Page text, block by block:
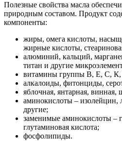
Полезные свойства масла
природным составом. Продукт
компоненты:
жиры, омега кислоты,
жирные кислоты,
алюминий, кальций,
титан и другие
витамины группы В, Е, С,
алкалоиды, фитонциды,
яблочная, янтарная, винная,
аминокислоты – изолейцин,
другие;
заменимые аминокислоты –
глутаминовая кислота;
фосфолипиды.